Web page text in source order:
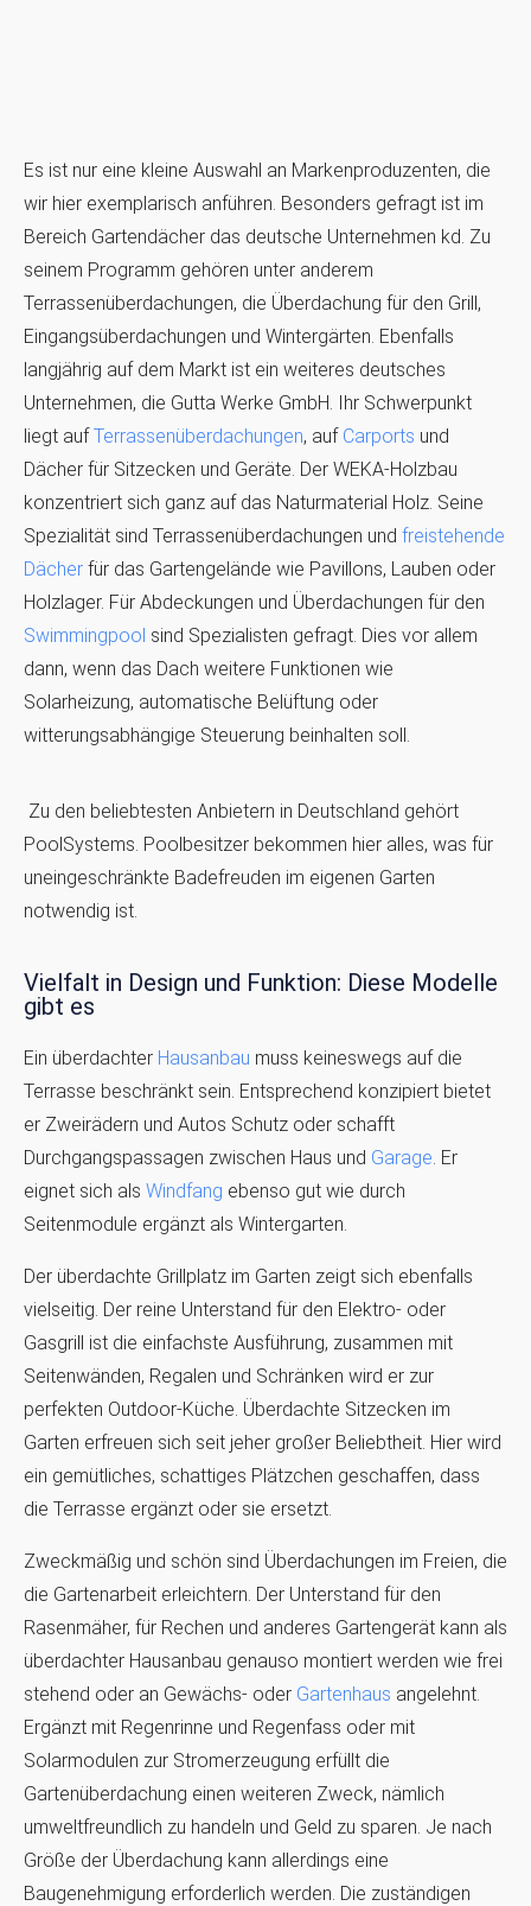
Es ist nur eine kleine Auswahl an Markenproduzenten, die
wir hier exemplarisch anführen. Besonders gefragt ist im
Bereich Gartendächer das deutsche Unternehmen kd. Zu
seinem Programm gehören unter anderem
Terrassenüberdachungen, die Überdachung für den Grill,
Eingangsüberdachungen und Wintergärten. Ebenfalls
langjährig auf dem Markt ist ein weiteres deutsches
Unternehmen, die Gutta Werke GmbH. Ihr Schwerpunkt
liegt aufTerrassenüberdachungen, auf Carports und
Dächer für Sitzecken und Geräte. Der WEKA-Holzbau
konzentriert sich ganz auf das Naturmaterial Holz. Seine
Spezialität sind Terrassenüberdachungen und freistehende
Dächer für das Gartengelände wie Pavillons, Lauben oder
Holzlager. Für Abdeckungen und Überdachungen für den
Swimmingpool sind Spezialisten gefragt. Dies vor allem
dann, wenn das Dach weitere Funktionen wie
Solarheizung, automatische Belüftung oder
witterungsabhängige Steuerung beinhalten soll.
Zu den beliebtesten Anbietern in Deutschland gehört
PoolSystems. Poolbesitzer bekommen hier alles, was für
uneingeschränkte Badefreuden im eigenen Garten
notwendig ist.
Vielfalt in Design und Funktion: Diese Modelle
gibt es
Ein überdachter Hausanbau muss keineswegs auf die
Terrasse beschränkt sein. Entsprechend konzipiert bietet
er Zweirädern und Autos Schutz oder schafft
Durchgangspassagen zwischen Haus und Garage. Er
eignet sich als Windfang ebenso gut wie durch
Seitenmodule ergänzt als Wintergarten.
Der überdachte Grillplatz im Garten zeigt sich ebenfalls
vielseitig. Der reine Unterstand für den Elektro- oder
Gasgrill ist die einfachste Ausführung, zusammen mit
Seitenwänden, Regalen und Schränken wird er zur
perfekten Outdoor-Küche. Überdachte Sitzecken im
Garten erfreuen sich seit jeher großer Beliebtheit. Hier wird
ein gemütliches, schattiges Plätzchen geschaffen, dass
die Terrasse ergänzt oder sie ersetzt.
Zweckmäßig und schön sind Überdachungen im Freien, die
die Gartenarbeit erleichtern. Der Unterstand für den
Rasenmäher, für Rechen und anderes Gartengerät kann als
überdachter Hausanbau genauso montiert werden wie frei
stehend oder an Gewächs- oder Gartenhaus angelehnt.
Ergänzt mit Regenrinne und Regenfass oder mit
Solarmodulen zur Stromerzeugung erfüllt die
Gartenüberdachung einen weiteren Zweck, nämlich
umweltfreundlich zu handeln und Geld zu sparen. Je nach
Größe der Überdachung kann allerdings eine
Baugenehmigung erforderlich werden. Die zuständigen